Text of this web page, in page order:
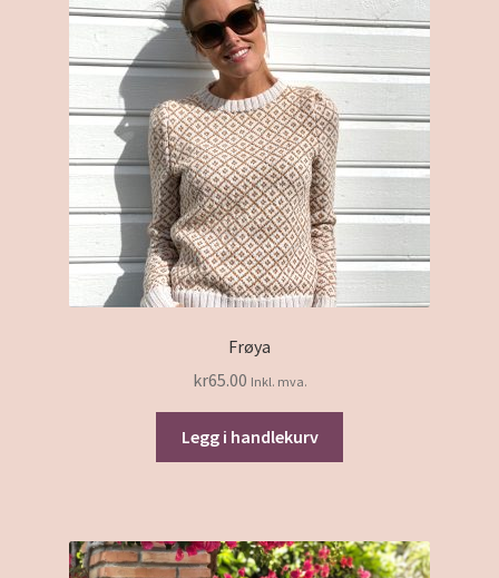
Frøya
kr65.00 Inkl. mva.
Legg i handlekurv